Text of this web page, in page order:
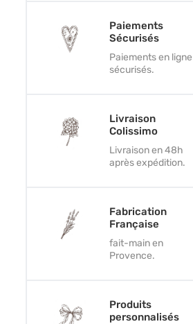
Paiements
Sécurisés
Paiements en ligne
sécurisés.
Livraison
Colissimo
Livraison en 48h
après expédition.
Fabrication
Française
fait-main en
Provence.
Produits
personnalisés